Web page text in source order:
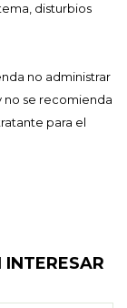
disturbios
no administrar
no se recomienda
para el